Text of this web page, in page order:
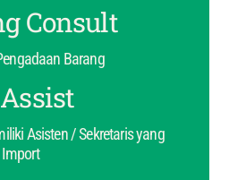
Consult
Barang
Asisten / Sekretaris yang